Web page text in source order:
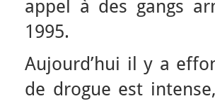
appel à des gangs
1995.
Aujourd’hui il y a
de drogue est